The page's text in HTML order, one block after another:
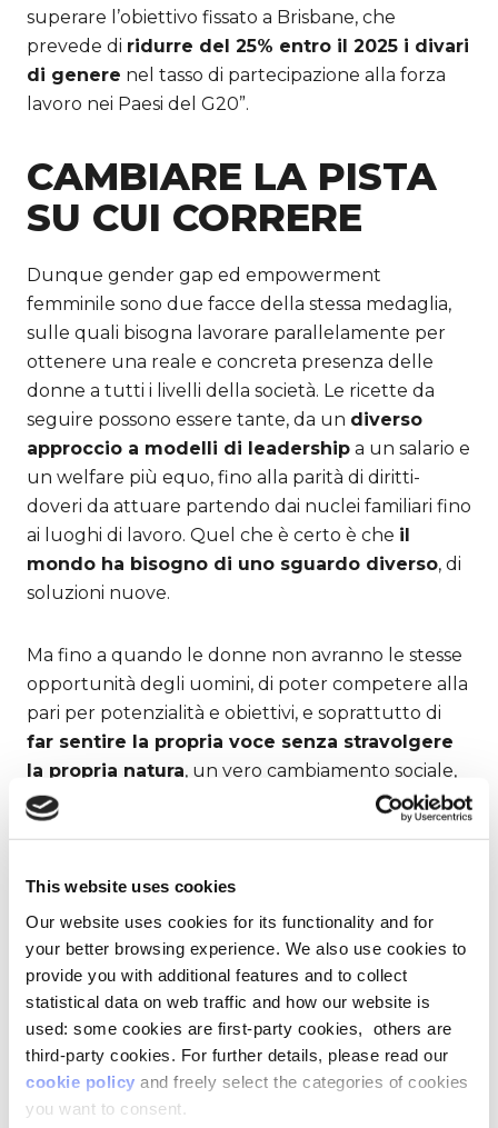
This website uses cookies
Our website uses cookies for its functionality and for
your better browsing experience. We also use cookies to
provide you with additional features and to collect
statistical data on web traffic and how our website is
used: some cookies are first-party cookies, others are
third-party cookies. For further details, please read our
cookie policy and freely select the categories of cookies
you want to consent.
superare l’obiettivo fissato a Brisbane, che
prevede di ridurre del 25% entro il 2025 i divari
di genere nel tasso di partecipazione alla forza
lavoro nei Paesi del G20”.
CAMBIARE LA PISTA
SU CUI CORRERE
Dunque gender gap ed empowerment
femminile sono due facce della stessa medaglia,
sulle quali bisogna lavorare parallelamente per
ottenere una reale e concreta presenza delle
donne a tutti i livelli della società. Le ricette da
seguire possono essere tante, da un diverso
approccio a modelli di leadership a un salario e
un welfare più equo, fino alla parità di diritti-
doveri da attuare partendo dai nuclei familiari fino
ai luoghi di lavoro. Quel che è certo è che il
mondo ha bisogno di uno sguardo diverso, di
soluzioni nuove.
Ma fino a quando le donne non avranno le stesse
opportunità degli uomini, di poter competere alla
pari per potenzialità e obiettivi, e soprattutto di
far sentire la propria voce senza stravolgere
la propria natura, un vero cambiamento sociale,
culturale ed economico non avverrà mai.
correre sulla stessa pista degli uomini, piuttosto
serve cambiare la pistaperché sia più adeguata
ad accogliere il diverso potenziale di entrambi.
LA DIVERSITÀ È UNA
RICCHEZZA
Una delle vie da perseguire è un approccio